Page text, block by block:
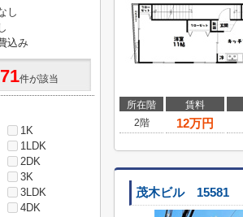
所在階 賃料
2階
12万円
茂木ビル 15581
し
込み
71件が該当
1K
1LDK
2DK
3K
3LDK
4DK